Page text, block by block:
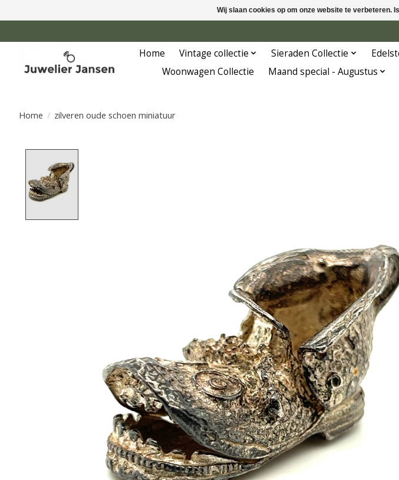
Home Vintage collectie Sieraden Collectie
Woonwagen Collectie
Maand special - Augustus
Home / zilveren oude schoen miniatuur
Wij slaan cookies op om onze website te verbeteren.